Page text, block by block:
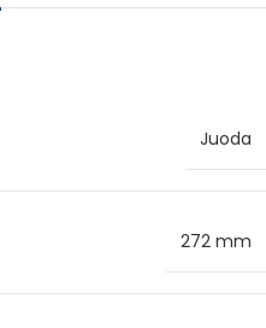
Juoda
272 mm